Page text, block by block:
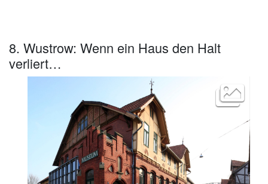
8. Wustrow: Wenn ein Haus den Halt
verliert…